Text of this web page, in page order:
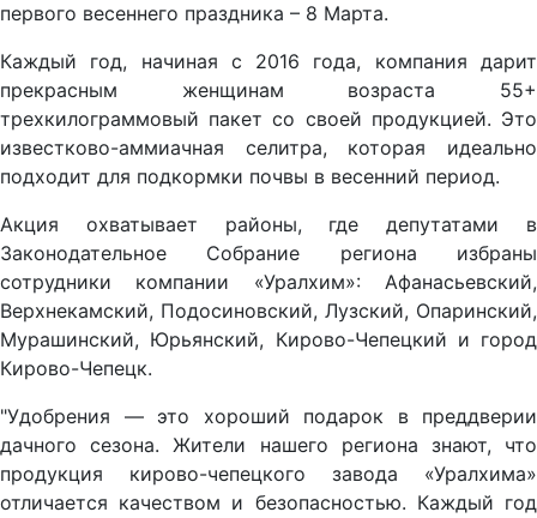
первого весеннего праздника – 8 Марта.
Каждый год, начиная с 2016 года, компания дарит
прекрасным женщинам возраста 55+
трехкилограммовый пакет со своей продукцией. Это
известково-аммиачная селитра, которая идеально
подходит для подкормки почвы в весенний период.
Акция охватывает районы, где депутатами в
Законодательное Собрание региона избраны
сотрудники компании «Уралхим»: Афанасьевский,
Верхнекамский, Подосиновский, Лузский, Опаринский,
Мурашинский, Юрьянский, Кирово-Чепецкий и город
Кирово-Чепецк.
"Удобрения — это хороший подарок в преддверии
дачного сезона. Жители нашего региона знают, что
продукция кирово-чепецкого завода «Уралхима»
отличается качеством и безопасностью. Каждый год